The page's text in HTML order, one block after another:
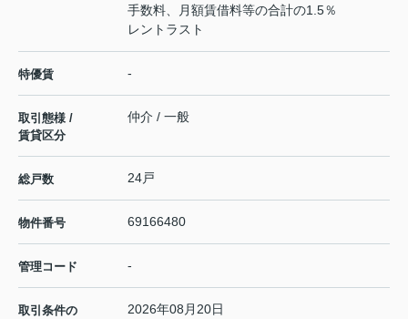
手数料、月額賃借料等の合計の1.5％
レントラスト
特優賃 -
取引態様 /
賃貸区分
仲介 / 一般
総戸数 24戸
物件番号 69166480
管理コード -
取引条件の
2026年08月20日